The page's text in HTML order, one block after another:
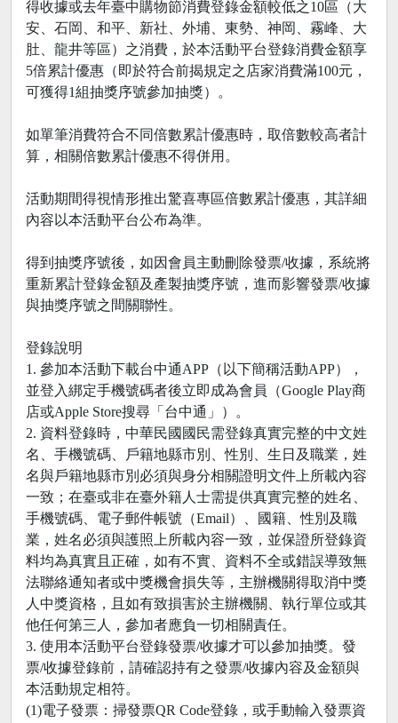
得收據或去年臺中購物節消費登錄金額較低之10區（大
安、石岡、和平、新社、外埔、東勢、神岡、霧峰、大
肚、龍井等區）之消費，於本活動平台登錄消費金額享
5倍累計優惠（即於符合前揭規定之店家消費滿100元，
可獲得1組抽獎序號參加抽獎）。
如單筆消費符合不同倍數累計優惠時，取倍數較高者計
算，相關倍數累計優惠不得併用。
活動期間得視情形推出驚喜專區倍數累計優惠，其詳細
內容以本活動平台公布為準。
得到抽獎序號後，如因會員主動刪除發票/收據，系統將
重新累計登錄金額及產製抽獎序號，進而影響發票/收據
與抽獎序號之間關聯性。
登錄說明
1. 參加本活動下載台中通APP（以下簡稱活動APP），
並登入綁定手機號碼者後立即成為會員（Google Play商
店或Apple Store搜尋「台中通」）。
2. 資料登錄時，中華民國國民需登錄真實完整的中文姓
名、手機號碼、戶籍地縣市別、性別、生日及職業，姓
名與戶籍地縣市別必須與身分相關證明文件上所載內容
一致；在臺或非在臺外籍人士需提供真實完整的姓名、
手機號碼、電子郵件帳號（Email）、國籍、性別及職
業，姓名必須與護照上所載內容一致，並保證所登錄資
料均為真實且正確，如有不實、資料不全或錯誤導致無
法聯絡通知者或中獎機會損失等，主辦機關得取消中獎
人中獎資格，且如有致損害於主辦機關、執行單位或其
他任何第三人，參加者應負一切相關責任。
3. 使用本活動平台登錄發票/收據才可以參加抽獎。發
票/收據登錄前，請確認持有之發票/收據內容及金額與
本活動規定相符。
(1)電子發票：掃發票QR Code登錄，或手動輸入發票資